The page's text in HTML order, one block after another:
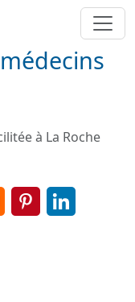
à La Roche
window
a new window
Opens in a new
Opens in a